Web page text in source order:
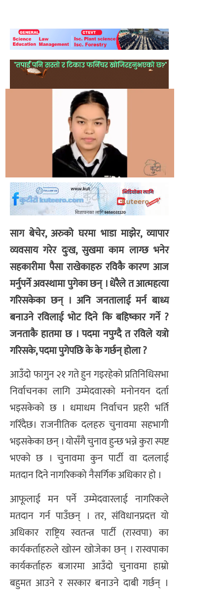
साग बेचेर, अरुको घरमा भाडा माझेर, व्यापार
व्यवसाय गरेर दुःख, सुखमा काम लाग्छ भनेर
सहकारीमा पैसा राखेकाहरु रविकै कारण आज
मर्नुपर्ने अवस्थामा पुगेका छन् । धेरैले त आत्महत्या
गरिसकेका छन् । अनि जनतालाई मर्न बाध्य
बनाउने रविलाई भोट दिने कि बहिष्कार गर्ने ?
जनताकै हातमा छ । पदमा नपुग्दै त रविले यत्रो
गरिसके, पदमा पुगेपछि के के गर्छन् होला ?
आउँदो फागुन २१ गते हुन गइरहेको प्रतिनिधिसभा
निर्वाचनका लागि उम्मेदवारको मनोनयन दर्ता
भइसकेको छ । धमाधम निर्वाचन प्रहरी भर्ति
गरिँदैछ। राजनीतिक दलहरु चुनावमा सहभागी
भइसकेका छन् । योसँगै चुनाव हुन्छ भन्ने कुरा स्पष्ट
भएको छ । चुनावमा कुन पार्टी वा दललाई
मतदान दिने नागरिकको नैसर्गिक अधिकार हो ।
आफूलाई मन पर्ने उम्मेदवारलाई नागरिकले
मतदान गर्न पाउँछन् । तर, संविधानप्रदत्त यो
अधिकार राष्ट्रिय स्वतन्त्र पार्टी (रास्वपा) का
कार्यकर्ताहरुले खोस्न खोजेका छन् । रास्वपाका
कार्यकर्ताहरु बजारमा आउँदो चुनावमा हाम्रो
बहुमत आउने र सरकार बनाउने दाबी गर्छन् ।